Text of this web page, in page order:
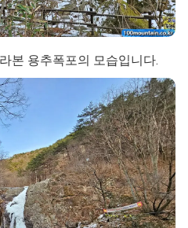
본 용추폭포의 모습입니다.